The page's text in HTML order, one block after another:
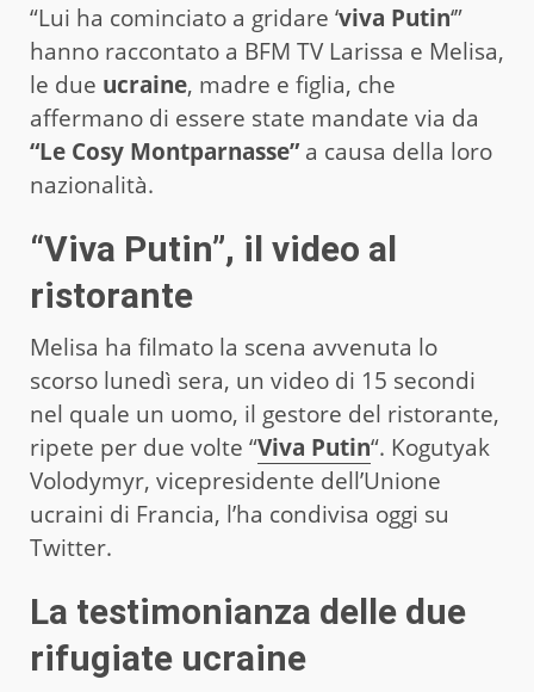
“Lui ha cominciato a gridare ‘viva Putin‘”
hanno raccontato a BFM TV Larissa e Melisa,
le due ucraine, madre e figlia, che
affermano di essere state mandate via da
“Le Cosy Montparnasse” a causa della loro
nazionalità.
“Viva Putin”, il video al
ristorante
Melisa ha filmato la scena avvenuta lo
scorso lunedì sera, un video di 15 secondi
nel quale un uomo, il gestore del ristorante,
ripete per due volte “Viva Putin“. Kogutyak
Volodymyr, vicepresidente dell’Unione
ucraini di Francia, l’ha condivisa oggi su
Twitter.
La testimonianza delle due
rifugiate ucraine